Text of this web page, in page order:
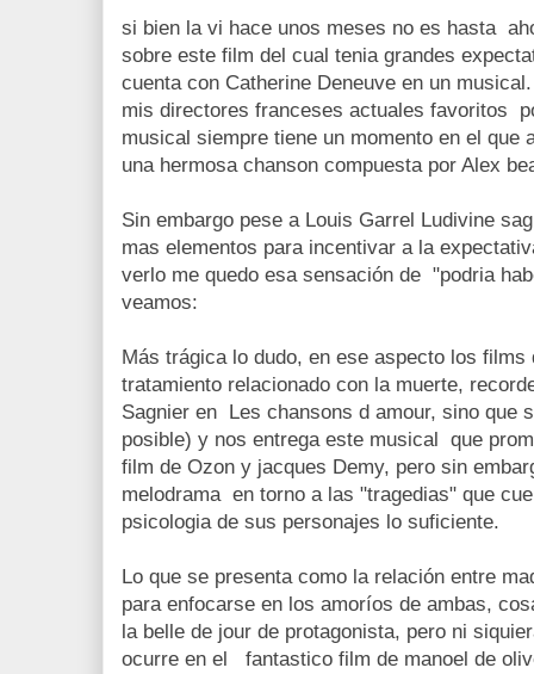
si bien la vi hace unos meses no es hasta
sobre este film del cual tenia grandes
cuenta con Catherine Deneuve en un
mis directores franceses actuales favoritos
musical siempre tiene un momento en el que
una hermosa chanson compuesta por Alex
Sin embargo pese a Louis Garrel Ludivine
mas elementos para incentivar a la
verlo me quedo esa sensación de "podria
veamos:
Más trágica lo dudo, en ese aspecto los
tratamiento relacionado con la muerte,
Sagnier en Les chansons d amour, sino que
posible) y nos entrega este musical que
film de Ozon y jacques Demy, pero sin
melodrama en torno a las "tragedias" que
psicologia de sus personajes lo suficiente.
Lo que se presenta como la relación entre
para enfocarse en los amoríos de ambas,
la belle de jour de protagonista, pero ni
ocurre en el fantastico film de manoel de